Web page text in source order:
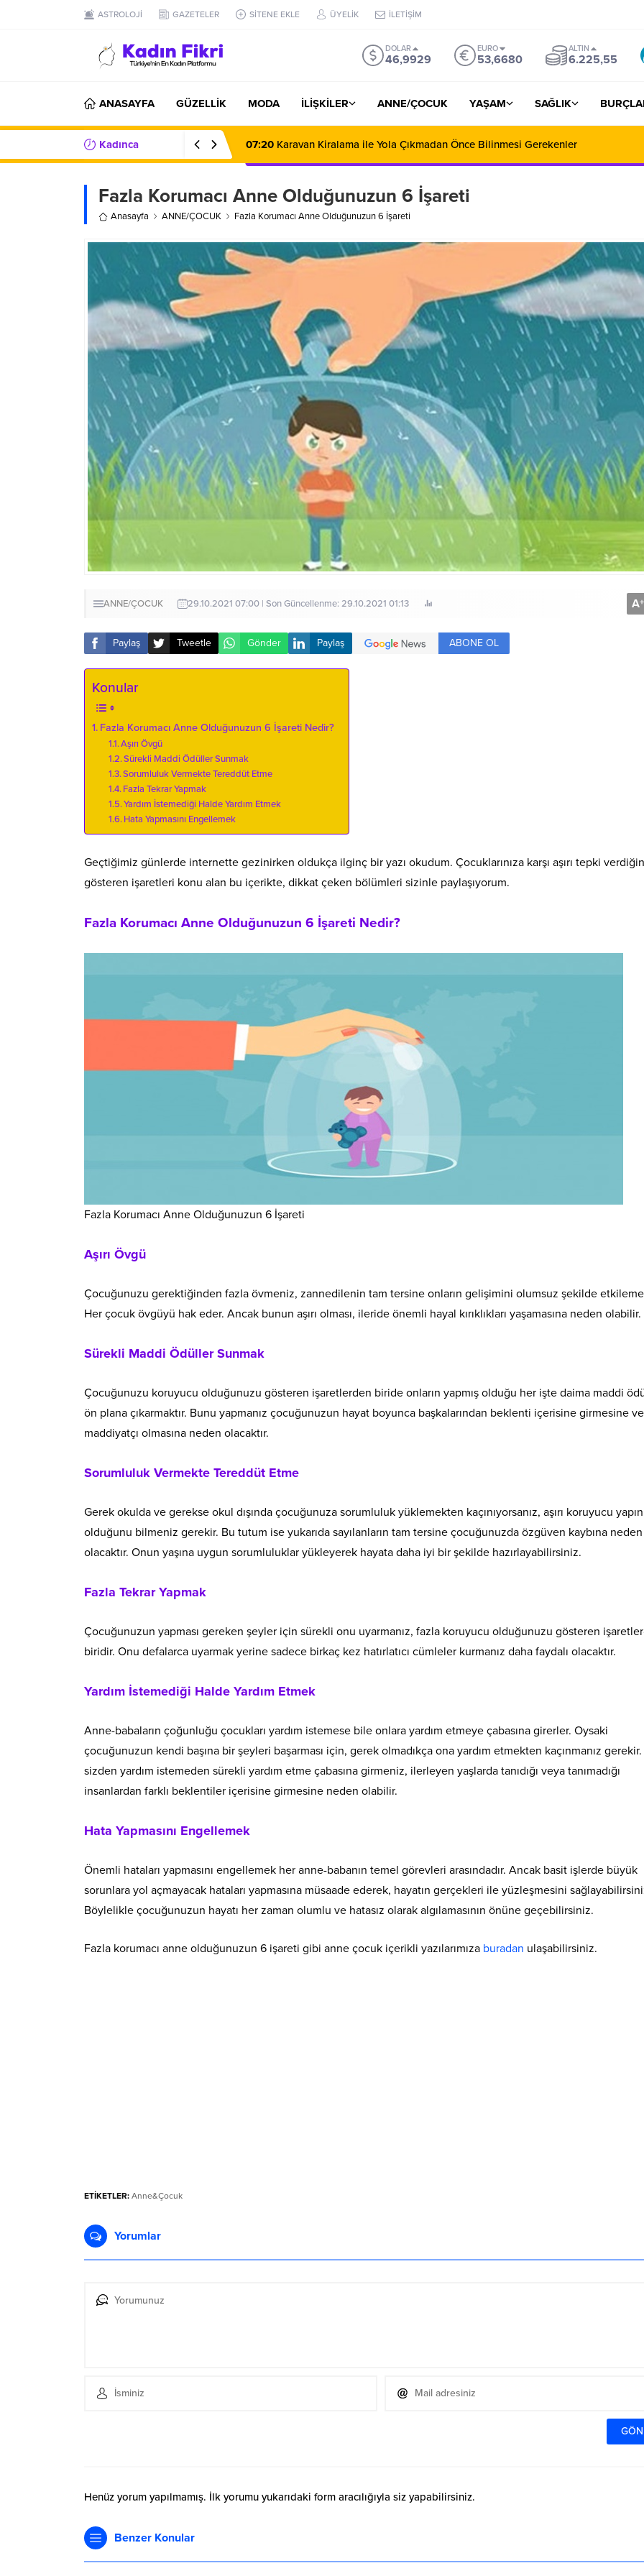
ASTROLOJİ GAZETELER SİTENE EKLE ÜYELİK İLETİŞİM
DOLAR
46,9929
EURO
53,6680
ALTIN
6.225,55
ANASAYFA GÜZELLİK MODA İLİŞKİLER ANNE/ÇOCUK YAŞAM SAĞLIK
Kadınca 07:20 Karavan Kiralama ile Yola Çıkmadan Önce Bilinmesi Gerekenler
Fazla Korumacı Anne Olduğunuzun 6 İşareti
Anasayfa ANNE/ÇOCUK Fazla Korumacı Anne Olduğunuzun 6 İşareti
ANNE/ÇOCUK 29.10.2021 07:00 | Son Güncellenme: 29.10.2021 01:13 A+
Paylaş Tweetle Gönder Paylaş ABONE OL
Konular
Fazla Korumacı Anne Olduğunuzun 6 İşareti Nedir?
Aşırı Övgü
Sürekli Maddi Ödüller Sunmak
Sorumluluk Vermekte Tereddüt Etme
Fazla Tekrar Yapmak
Yardım İstemediği Halde Yardım Etmek
Hata Yapmasını Engellemek
Geçtiğimiz günlerde internette gezinirken oldukça ilginç bir yazı okudum. Çocuklarınıza karşı aşırı tepki
gösteren işaretleri konu alan bu içerikte, dikkat çeken bölümleri sizinle paylaşıyorum.
Fazla Korumacı Anne Olduğunuzun 6 İşareti Nedir?
Fazla Korumacı Anne Olduğunuzun 6 İşareti
Aşırı Övgü
Çocuğunuzu gerektiğinden fazla övmeniz, zannedilenin tam tersine onların gelişimini olumsuz şekilde
Her çocuk övgüyü hak eder. Ancak bunun aşırı olması, ileride önemli hayal kırıklıkları yaşamasına neden olabilir.
Sürekli Maddi Ödüller Sunmak
Çocuğunuzu koruyucu olduğunuzu gösteren işaretlerden biride onların yapmış olduğu her işte daima maddi
ön plana çıkarmaktır. Bunu yapmanız çocuğunuzun hayat boyunca başkalarından beklenti içerisine girmesine ve
maddiyatçı olmasına neden olacaktır.
Sorumluluk Vermekte Tereddüt Etme
Gerek okulda ve gerekse okul dışında çocuğunuza sorumluluk yüklemekten kaçınıyorsanız, aşırı koruyucu
olduğunu bilmeniz gerekir. Bu tutum ise yukarıda sayılanların tam tersine çocuğunuzda özgüven kaybına neden
olacaktır. Onun yaşına uygun sorumluluklar yükleyerek hayata daha iyi bir şekilde hazırlayabilirsiniz.
Fazla Tekrar Yapmak
Çocuğunuzun yapması gereken şeyler için sürekli onu uyarmanız, fazla koruyucu olduğunuzu gösteren
biridir. Onu defalarca uyarmak yerine sadece birkaç kez hatırlatıcı cümleler kurmanız daha faydalı olacaktır.
Yardım İstemediği Halde Yardım Etmek
Anne-babaların çoğunluğu çocukları yardım istemese bile onlara yardım etmeye çabasına girerler. Oysaki
çocuğunuzun kendi başına bir şeyleri başarması için, gerek olmadıkça ona yardım etmekten kaçınmanız
sizden yardım istemeden sürekli yardım etme çabasına girmeniz, ilerleyen yaşlarda tanıdığı veya tanımadığı
insanlardan farklı beklentiler içerisine girmesine neden olabilir.
Hata Yapmasını Engellemek
Önemli hataları yapmasını engellemek her anne-babanın temel görevleri arasındadır. Ancak basit işlerde büyük
sorunlara yol açmayacak hataları yapmasına müsaade ederek, hayatın gerçekleri ile yüzleşmesini
Böylelikle çocuğunuzun hayatı her zaman olumlu ve hatasız olarak algılamasının önüne geçebilirsiniz.
Fazla korumacı anne olduğunuzun 6 işareti gibi anne çocuk içerikli yazılarımıza buradan ulaşabilirsiniz.
ETİKETLER: Anne&Çocuk
Yorumlar
Henüz yorum yapılmamış. İlk yorumu yukarıdaki form aracılığıyla siz yapabilirsiniz.
Benzer Konular